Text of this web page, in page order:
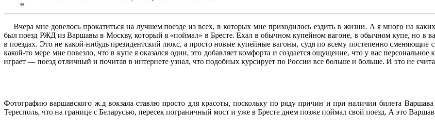
Вчера мне довелось прокатиться на лучшем поезде из всех, в которых мне приходилось ездить в жизни. А я много на
был поезд РЖД из Варшавы в Москву, который я «поймал» в Бресте. Ехал в обычном купейном вагоне, в обычном купе, но в
в поездах. Это не какой-нибудь президентский люкс, а просто новые купейные вагоны, судя по всему постепенно
какой-то мере мне повезло, что в купе я оказался один, это добавляет комфорта и создается ощущение, что у вас
играет — поезд отличный и почитав в интернете узнал, что подобных курсирует по России все больше и больше. И это не
Фотографию варшавского ж.д вокзала ставлю просто для красоты, поскольку по ряду причин и при наличии билета
Тересполь, что на границе с Беларусью, пересек пограничный мост и уже в Бресте днем позже поймал свой поезд. А это